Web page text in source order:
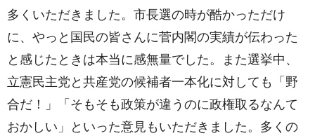
多くいただきました。市長選の時が酷かっただけ
に、やっと国民の皆さんに菅内閣の実績が伝わった
と感じたときは本当に感無量でした。また選挙中、
立憲民主党と共産党の候補者一本化に対しても「野
合だ！」「そもそも政策が違うのに政権取るなんて
おかしい」といった意見もいただきました。多くの